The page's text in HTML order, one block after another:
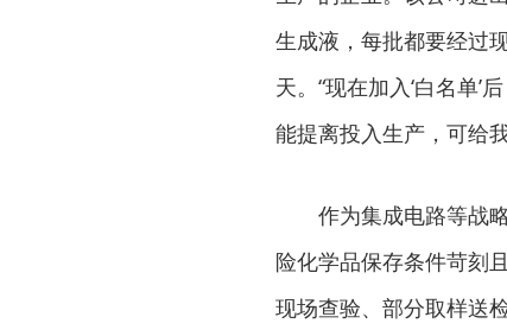
生成液，每批都要经过
天。“现在加入‘白名单
能提离投入生产，可给
作为集成电路等战
险化学品保存条件苛刻
现场查验、部分取样送